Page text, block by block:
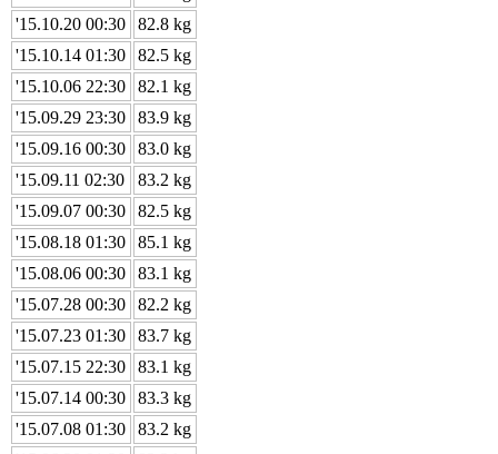
'15.10.20 00:30
82.8 kg
'15.10.14 01:30
82.5 kg
'15.10.06 22:30
82.1 kg
'15.09.29 23:30
83.9 kg
'15.09.16 00:30
83.0 kg
'15.09.11 02:30
83.2 kg
'15.09.07 00:30
82.5 kg
'15.08.18 01:30
85.1 kg
'15.08.06 00:30
83.1 kg
'15.07.28 00:30
82.2 kg
'15.07.23 01:30
83.7 kg
'15.07.15 22:30
83.1 kg
'15.07.14 00:30
83.3 kg
'15.07.08 01:30
83.2 kg